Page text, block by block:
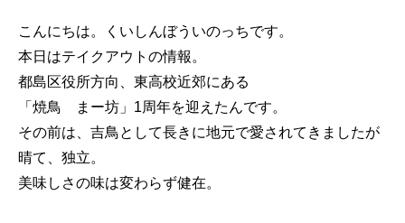
こんにちは。くいしんぼういのっちです。
本日はテイクアウトの情報。
都島区役所方向、東高校近郊にある
「焼鳥 まー坊」1周年を迎えたんです。
その前は、吉鳥として長きに地元で愛されてきましたが
晴て、独立。
美味しさの味は変わらず健在。